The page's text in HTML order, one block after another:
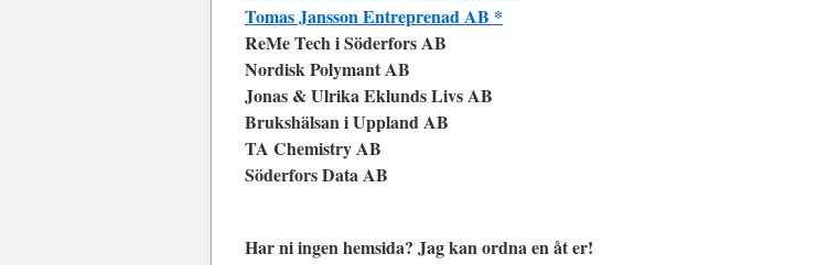
Tomas Jansson Entreprenad AB *
ReMe Tech i Söderfors AB
Nordisk Polymant AB
Jonas & Ulrika Eklunds Livs AB
Brukshälsan i Uppland AB
TA Chemistry AB
Söderfors Data AB
Har ni ingen hemsida? Jag kan ordna en åt er!